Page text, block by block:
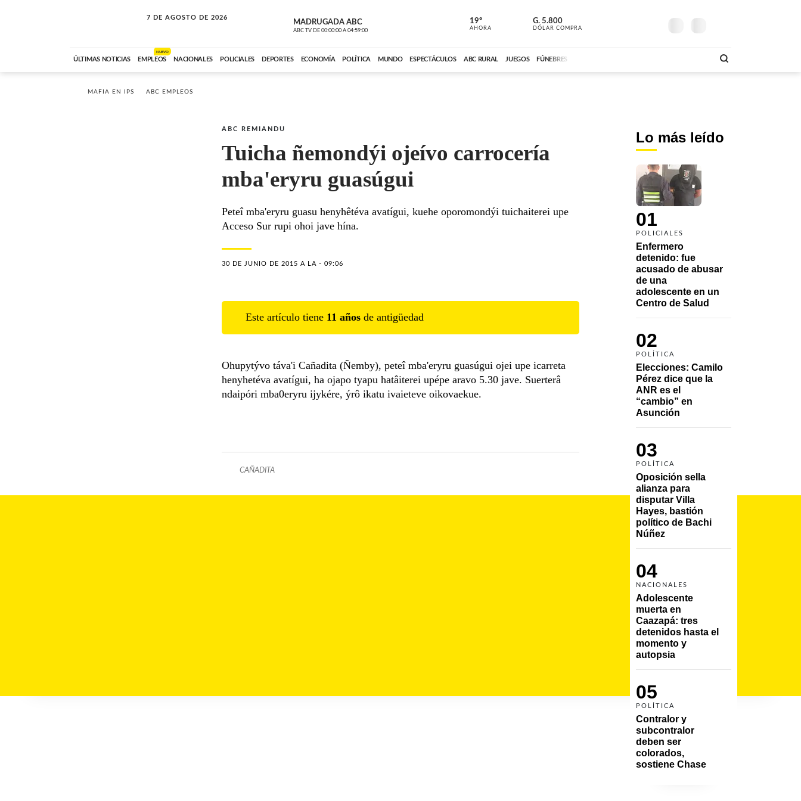
7 DE AGOSTO DE 2026
SOLO MÚSICA MADRUGADA ABC
ABC TV DE 00:00:00 A 04:59:00
MADRUGADA ABC
ABC CARDINAL AMDE 00:00 A 04:59
19º
AHORA
23º
MAÑANA
G. 5.800
DÓLAR COMPRA
ÚLTIMAS NOTICIAS EMPLEOS
NUEVO
NACIONALES POLICIALES DEPORTES ECONOMÍA POLÍTICA MUNDO ESPECTÁCULOS ABC RURAL JUEGOS FÚNEBRES
MAFIA EN IPS ABC EMPLEOS
Lo más leído
01
POLICIALES
Enfermero
detenido: fue
acusado de abusar
de una
adolescente en un
Centro de Salud
02
POLÍTICA
Elecciones: Camilo
Pérez dice que la
ANR es el
“cambio” en
Asunción
03
POLÍTICA
Oposición sella
alianza para
disputar Villa
Hayes, bastión
político de Bachi
Núñez
04
NACIONALES
Adolescente
muerta en
Caazapá: tres
detenidos hasta el
momento y
autopsia
05
POLÍTICA
Contralor y
subcontralor
deben ser
colorados,
sostiene Chase
ABC REMIANDU
Tuicha ñemondýi ojeívo carrocería
mba'eryru guasúgui
Peteî mba'eryru guasu henyhêtéva avatígui, kuehe oporomondýi tuichaiterei upe
Acceso Sur rupi ohoi jave hína.
30 DE JUNIO DE 2015 A LA - 09:06
Este artículo tiene 11 años de antigüedad
Ohupytývo táva'i Cañadita (Ñemby), peteî mba'eryru guasúgui ojei upe icarreta
henyhetéva avatígui, ha ojapo tyapu hatâiterei upépe aravo 5.30 jave. Suerterâ
ndaipóri mba0eryru ijykére, ýrô ikatu ivaieteve oikovaekue.
CAÑADITA